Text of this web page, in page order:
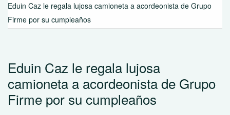
Eduin Caz le regala lujosa camioneta a acordeonista de Grupo
Firme por su cumpleaños
Eduin Caz le regala lujosa
camioneta a acordeonista de Grupo
Firme por su cumpleaños